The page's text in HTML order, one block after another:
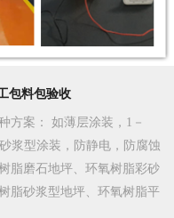
包料包验收
方案 ： 如薄层涂装，1－
浆型涂装，防静电，防腐蚀
脂磨石地坪、环氧树脂彩砂
脂砂浆型地坪、环氧树脂平